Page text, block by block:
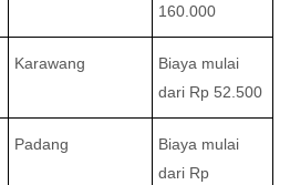
160.000
Karawang
Biaya mulai
dari Rp 52.500
Padang
Biaya mulai
dari Rp